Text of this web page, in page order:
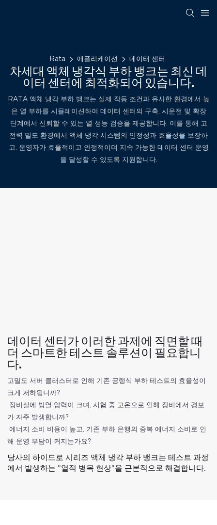
Rata 애플리케이션 데이터 센터
차세대 액체 냉각식 부하 뱅크는 최신 데
이터 센터에 최적화되어 있습니다.
RATA 액체 냉각 부하 뱅크는 실제 작동 조건과 유사한 환경에서 높
은 열 부하를 시뮬레이션하여 데이터 센터의 구축, 시운전 및 확장
단계에서 신뢰할 수 있는 열 성능 검증을 제공합니다. 이를 통해 고
전력 밀도 환경에서 액체 냉각 시스템의 안정성과 효율성을 보장하
고, 운영자가 효율적이고 안정적이며 지속 가능한 데이터 센터 운영
을 달성할 수 있도록 지원합니다.
데이터 센터가 이러한 과제에 직면할 때
더 스마트한 테스트 솔루션이 필요합니
다.
고밀도 서버 클러스터로 인해 기존 공랭식 부하 테스트의 효율성이
크게 저하됩니까?
장비실에 방열 압력이 크며, 시험 중 고온으로 인해 장비에서 경보
가 자주 발생합니까?
에너지 소비 비용이 높고, 기존 부하 은행의 중복 에너지 소비로 인
해 운영 부담이 커지는가요?
당사의 하이드로 시리즈 액체 냉각 부하 뱅크는 테스트 과정
에서 발생하는 "열적 병목 현상"을 근본적으로 해결합니다.